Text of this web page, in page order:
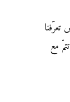
تعرّفنا
مع